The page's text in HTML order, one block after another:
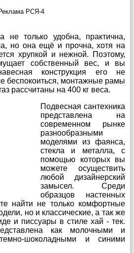
РСЯ-4
не только удобна, практична,
но она ещё и прочна, хотя на
хрупкой и нежной. Поэтому,
собственный вес, и вы
конструкция его не
беспокоиться, монтажные рамы
рассчитаны на 400 кг веса.
Подвесная сантехника
представлена на
современном рынке
разнообразными
моделями из фаянса,
стекла и металла, с
помощью которых вы
можете осуществить
любой дизайнерский
замысел. Среди
образцов настенных
найти не только комфортные
но и классические, а так же
и писсуары в стиле хай - тек.
как молочными и
шоколадными и синими